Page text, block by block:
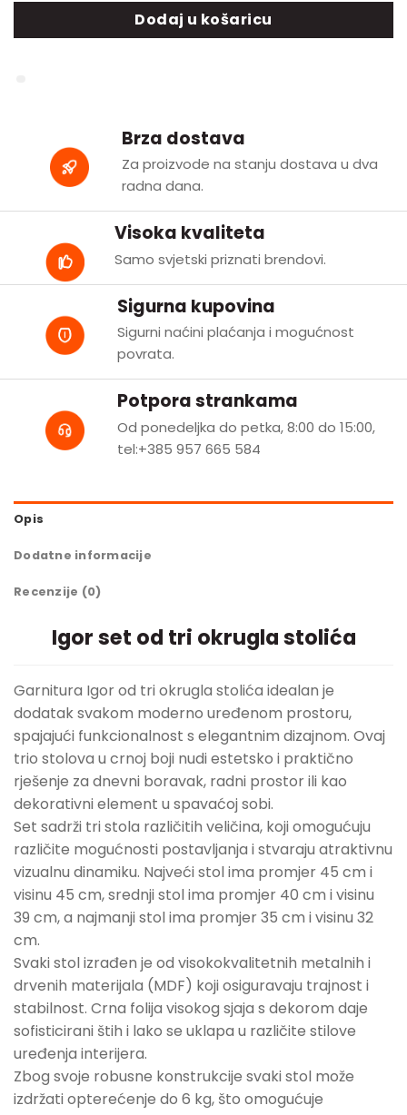
Dodaj u košaricu
Brza dostava
Za proizvode na stanju dostava u dva
radna dana.
Visoka kvaliteta
Samo svjetski priznati brendovi.
Sigurna kupovina
Sigurni naćini plaćanja i mogućnost
povrata.
Potpora strankama
Od ponedeljka do petka, 8:00 do 15:00,
tel:+385 957 665 584
Opis
Dodatne informacije
Recenzije (0)
Igor set od tri okrugla stolića
Garnitura Igor od tri okrugla stolića idealan je
dodatak svakom moderno uređenom prostoru,
spajajući funkcionalnost s elegantnim dizajnom. Ovaj
trio stolova u crnoj boji nudi estetsko i praktično
rješenje za dnevni boravak, radni prostor ili kao
dekorativni element u spavaćoj sobi.
Set sadrži tri stola različitih veličina, koji omogućuju
različite mogućnosti postavljanja i stvaraju atraktivnu
vizualnu dinamiku. Najveći stol ima promjer 45 cm i
visinu 45 cm, srednji stol ima promjer 40 cm i visinu
39 cm, a najmanji stol ima promjer 35 cm i visinu 32
cm.
Svaki stol izrađen je od visokokvalitetnih metalnih i
drvenih materijala (MDF) koji osiguravaju trajnost i
stabilnost. Crna folija visokog sjaja s dekorom daje
sofisticirani štih i lako se uklapa u različite stilove
uređenja interijera.
Zbog svoje robusne konstrukcije svaki stol može
izdržati opterećenje do 6 kg, što omogućuje